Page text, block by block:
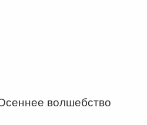
волшебство